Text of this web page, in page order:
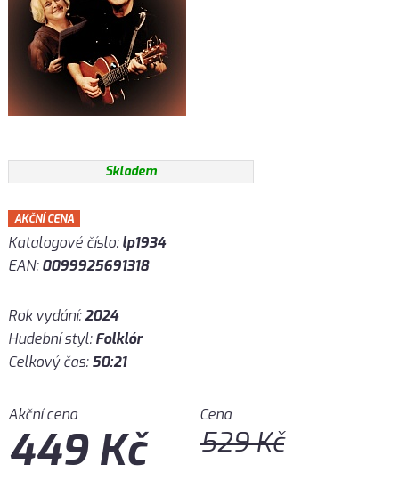
Skladem
AKČNÍ CENA
Katalogové číslo:lp1934
EAN:0099925691318
Rok vydání:2024
Hudební styl:Folklór
Celkový čas:50:21
Akční cena
449Kč
Cena
529Kč